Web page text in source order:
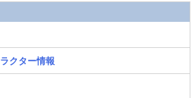
クター情報